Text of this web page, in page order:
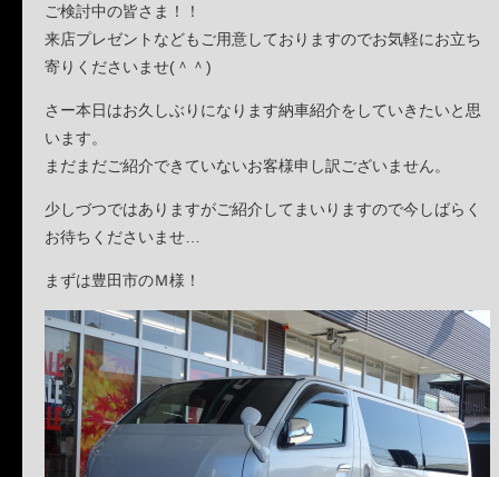
ご検討中の皆さま！！
来店プレゼントなどもご用意しておりますのでお気軽にお立ち
寄りくださいませ(＾＾)
さー本日はお久しぶりになります納車紹介をしていきたいと思
います。
まだまだご紹介できていないお客様申し訳ございません。
少しづつではありますがご紹介してまいりますので今しばらく
お待ちくださいませ…
まずは豊田市のＭ様！